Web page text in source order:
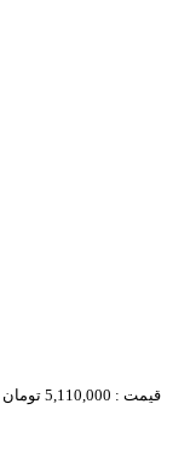
قیمت : 5,110,000 تومان